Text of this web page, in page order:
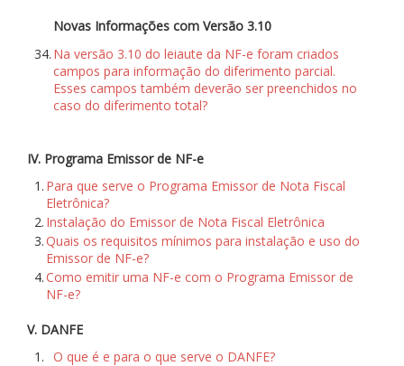
Novas Informações com Versão 3.10
34. Na versão 3.10 do leiaute da NF-e foram criados
campos para informação do diferimento parcial.
Esses campos também deverão ser preenchidos no
caso do diferimento total?
IV. Programa Emissor de NF-e
1. Para que serve o Programa Emissor de Nota Fiscal
Eletrônica?
2. Instalação do Emissor de Nota Fiscal Eletrônica
3.Quais os requisitos mínimos para instalação e uso do
Emissor de NF-e?
4.Como emitir uma NF-e com o Programa Emissor de
NF-e?
V. DANFE
1. O que é e para o que serve o DANFE?